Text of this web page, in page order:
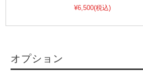
¥6,500(税込)
オプション